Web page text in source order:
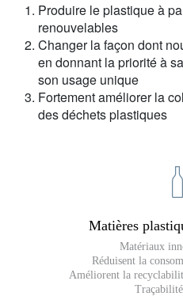
Produire le plastique à
renouvelables
Changer la façon dont
en donnant la priorité à
son usage unique
Fortement améliorer la
des déchets plastiques
Matières
Matériaux
Réduisent la
Améliorent la